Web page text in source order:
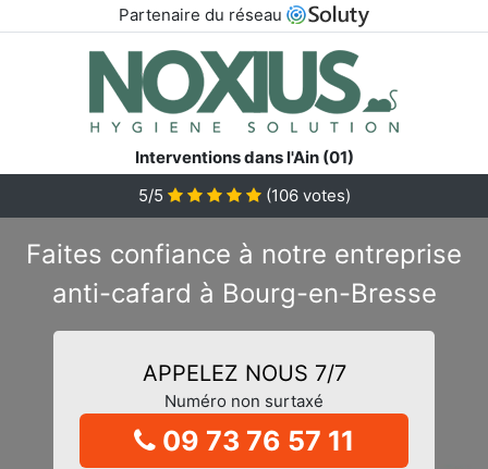
Partenaire du réseau
Interventions dans l'Ain (01)
5/5
(106votes)
Faites confiance à notre entreprise
anti-cafard à Bourg-en-Bresse
APPELEZ NOUS 7/7
Numéro non surtaxé
09 73 76 57 11